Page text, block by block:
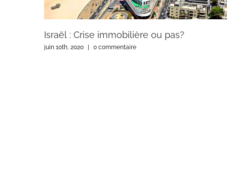
Israël : Crise immobilière ou pas?
juin 10th, 2020 0 commentaire